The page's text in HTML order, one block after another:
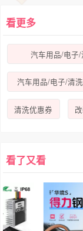
看更多
汽车用品/电子
汽车用品/电子/清
清洗优惠券
看了又看